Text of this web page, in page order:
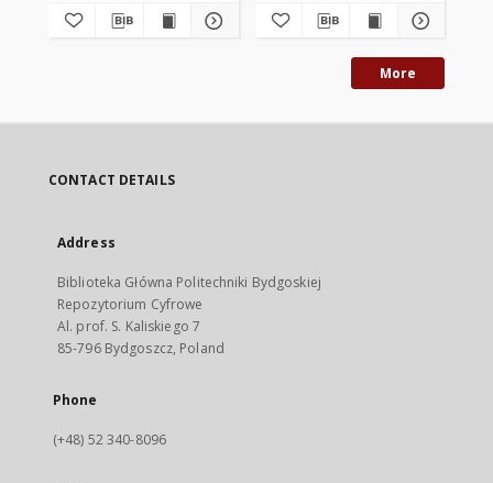
More
CONTACT DETAILS
Address
Biblioteka Główna Politechniki Bydgoskiej
Repozytorium Cyfrowe
Al. prof. S. Kaliskiego 7
85-796 Bydgoszcz, Poland
Phone
(+48) 52 340-8096